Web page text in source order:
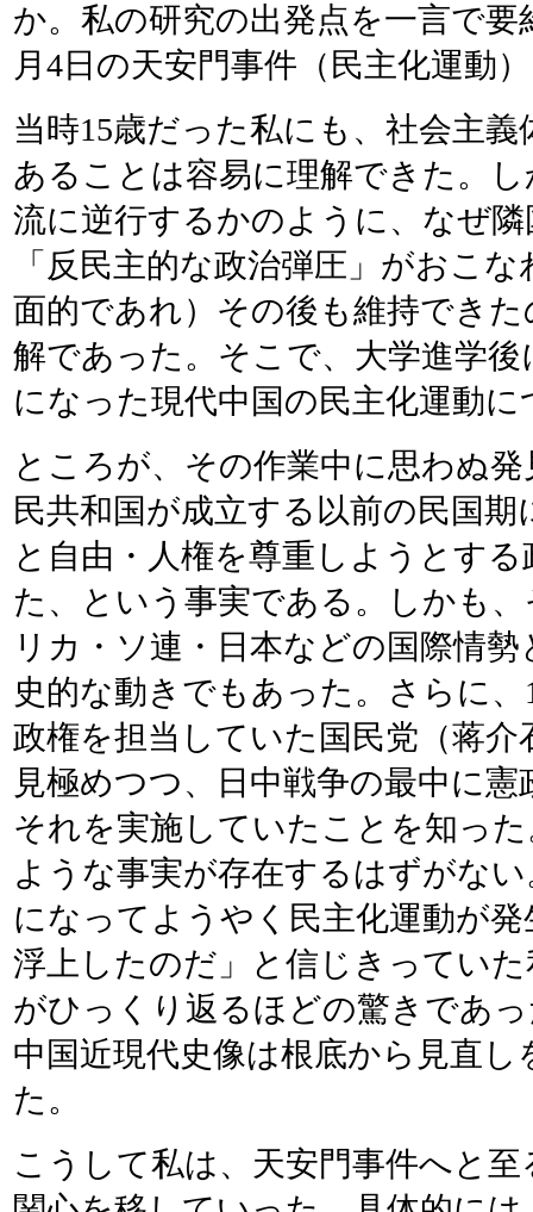
か。私の研究の出発点を一言で要
月4日の天安門事件（民主化運動
当時15歳だった私にも、社会主
あることは容易に理解できた。
流に逆行するかのように、なぜ
「反民主的な政治弾圧」がおこ
面的であれ）その後も維持でき
解であった。そこで、大学進学
になった現代中国の民主化運動
ところが、その作業中に思わぬ
民共和国が成立する以前の民国
と自由・人権を尊重しようとす
た、という事実である。しかも
リカ・ソ連・日本などの国際情
史的な動きでもあった。さらに、
政権を担当していた国民党（蒋
見極めつつ、日中戦争の最中に
それを実施していたことを知っ
ような事実が存在するはずがな
になってようやく民主化運動が
浮上したのだ」と信じきってい
がひっくり返るほどの驚きであ
中国近現代史像は根底から見直
た。
こうして私は、天安門事件へと